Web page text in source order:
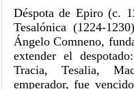
Déspota de Epiro (c.
Tesalónica (1224-
Ángelo Comneno,
extender el
Tracia, Tesalia,
emperador, fue